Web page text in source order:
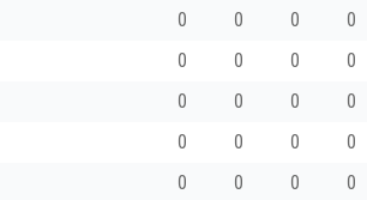
0 0 0 0
0 0 0 0
0 0 0 0
0 0 0 0
0 0 0 0